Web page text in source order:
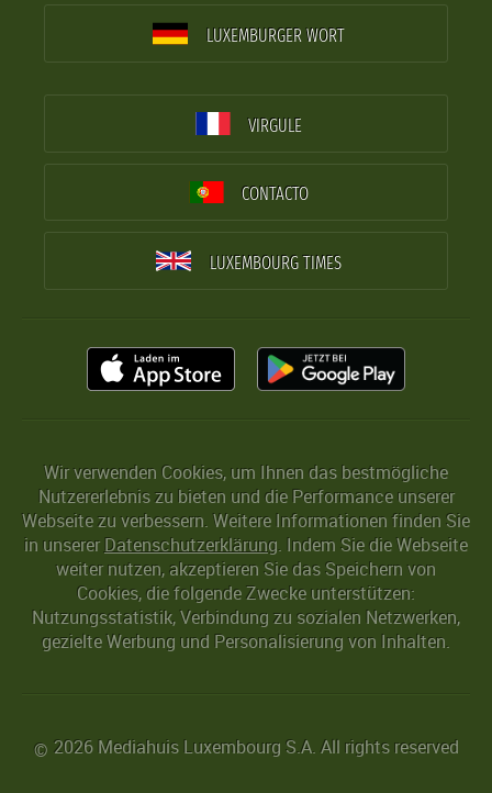
LUXEMBURGER WORT
VIRGULE
CONTACTO
LUXEMBOURG TIMES
Wir verwenden Cookies, um Ihnen das bestmögliche
Nutzererlebnis zu bieten und die Performance unserer
Webseite zu verbessern. Weitere Informationen finden Sie
in unserer Datenschutzerklärung. Indem Sie die Webseite
weiter nutzen, akzeptieren Sie das Speichern von
Cookies, die folgende Zwecke unterstützen:
Nutzungsstatistik, Verbindung zu sozialen Netzwerken,
gezielte Werbung und Personalisierung von Inhalten.
© 2026 Mediahuis Luxembourg S.A. All rights reserved